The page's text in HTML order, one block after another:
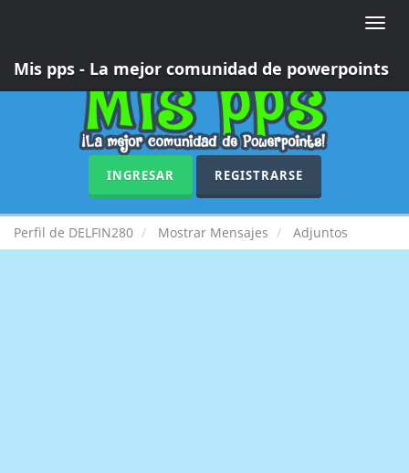
Toggle
Mis pps - La mejor comunidad de powerpoints
INGRESAR REGISTRARSE
Perfil de DELFIN280 Mostrar Mensajes Adjuntos